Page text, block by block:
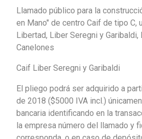
Llamado público para la
en Mano" de centro Caif de tipo C,
Libertad, Liber Seregni y Garibaldi,
Canelones
Caif Liber Seregni y Garibaldi
El pliego podrá ser adquirido a
de 2018 ($5000 IVA incl.)
bancaria identificando en la
la empresa número del llamado y